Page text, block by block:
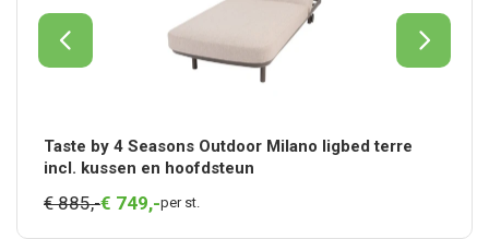
Taste by 4 Seasons Outdoor Milano ligbed terre
incl. kussen en hoofdsteun
€ 885,-€ 749,-per st.